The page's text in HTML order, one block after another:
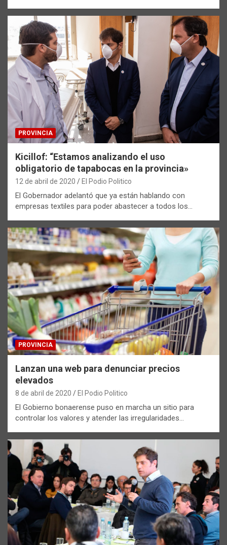
PROVINCIA
Kicillof: “Estamos analizando el uso
obligatorio de tapabocas en la provincia»
12 de abril de 2020 El Podio Politico
El Gobernador adelantó que ya están hablando con
empresas textiles para poder abastecer a todos los…
PROVINCIA
Lanzan una web para denunciar precios
elevados
8 de abril de 2020 El Podio Politico
El Gobierno bonaerense puso en marcha un sitio para
controlar los valores y atender las irregularidades…